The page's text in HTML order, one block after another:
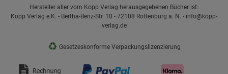
Hersteller aller vom Kopp Verlag herausgegebenen Bücher ist:
Kopp Verlag e.K. - Bertha-Benz-Str. 10 - 72108 Rottenburg a. N. - info@kopp-
verlag.de
♻ Gesetzeskonforme Verpackungslizenzierung